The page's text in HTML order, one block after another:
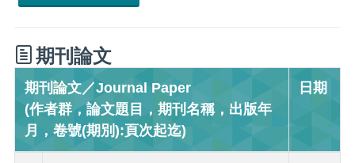
期刊論文
期刊論文／Journal Paper
(作者群，論文題目，期刊名稱，出版年
月，卷號(期別):頁次起迄)
日期